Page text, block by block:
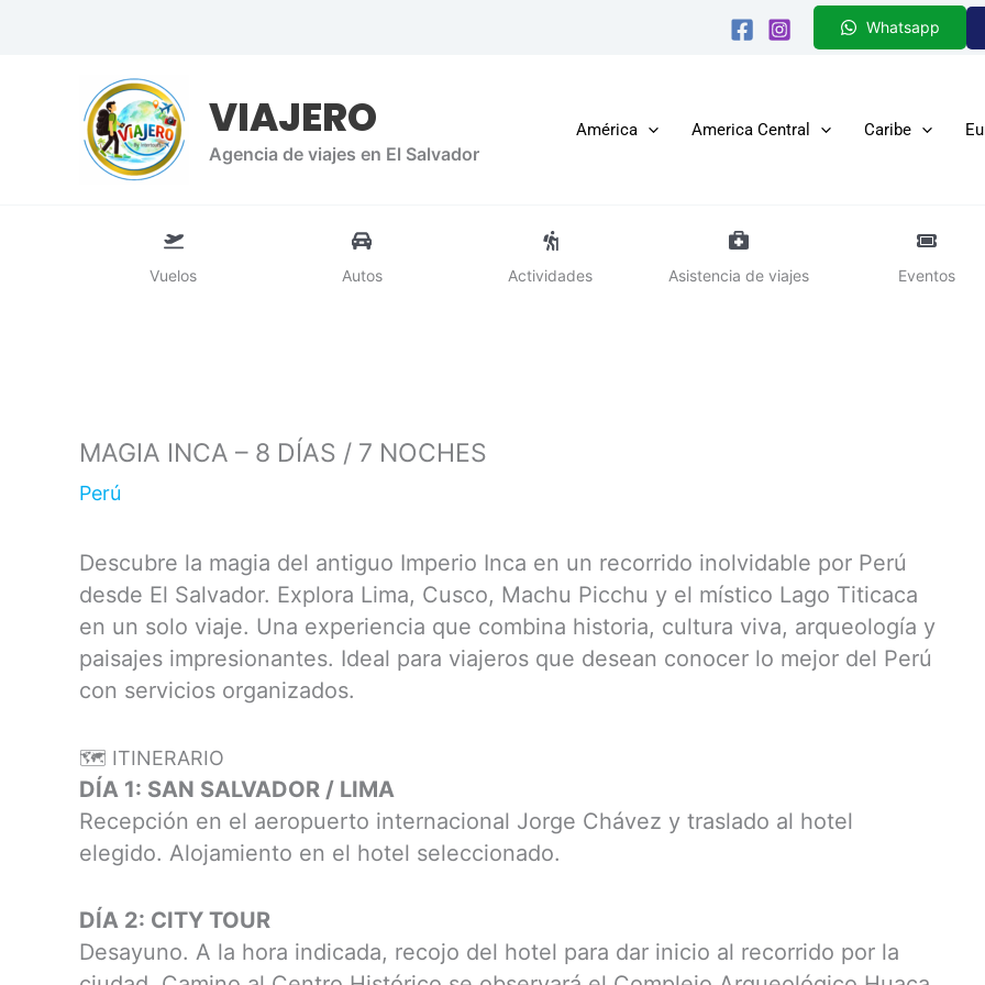
Whatsapp
VIAJERO
Agencia de viajes en El Salvador
América America Central Caribe
Vuelos Autos Actividades Asistencia de viajes Eventos
MAGIA INCA – 8 DÍAS / 7 NOCHES
Perú
Descubre la magia del antiguo Imperio Inca en un recorrido inolvidable por Perú
desde El Salvador. Explora Lima, Cusco, Machu Picchu y el místico Lago Titicaca
en un solo viaje. Una experiencia que combina historia, cultura viva, arqueología y
paisajes impresionantes. Ideal para viajeros que desean conocer lo mejor del Perú
con servicios organizados.
🗺 ITINERARIO
DÍA 1: SAN SALVADOR / LIMA
Recepción en el aeropuerto internacional Jorge Chávez y traslado al hotel
elegido. Alojamiento en el hotel seleccionado.
DÍA 2: CITY TOUR
Desayuno. A la hora indicada, recojo del hotel para dar inicio al recorrido por la